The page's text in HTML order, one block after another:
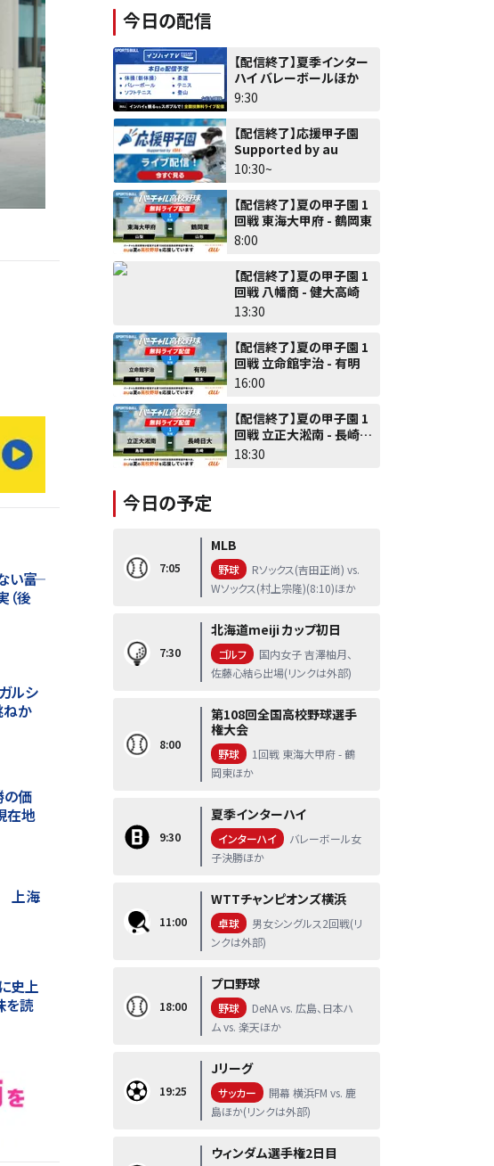
――富
（後
ルシ
ねか
の価
在地
上海
史上
を読
今日の配信
【配信終了】夏季インター
ハイ バレーボールほか
9:30
【配信終了】応援甲子園
Supported by au
10:30~
【配信終了】夏の甲子園 1
回戦 東海大甲府 - 鶴岡東
8:00
【配信終了】夏の甲子園 1
回戦 八幡商 - 健大高崎
13:30
【配信終了】夏の甲子園 1
回戦 立命館宇治 - 有明
16:00
【配信終了】夏の甲子園 1
回戦 立正大淞南 - 長崎日
大
18:30
今日の予定
7:05
MLB
野球
Rソックス(吉田正尚) vs.
Wソックス(村上宗隆)(8:10)ほか
7:30
北海道meiji カップ初日
ゴルフ
国内女子 吉澤柚月、
佐藤心結ら出場(リンクは外部)
8:00
第108回全国高校野球選手
権大会
野球
1回戦 東海大甲府 - 鶴
岡東ほか
9:30
夏季インターハイ
インターハイ
バレーボール女
子決勝ほか
11:00
WTTチャンピオンズ横浜
卓球
男女シングルス2回戦(リ
ンクは外部)
18:00
プロ野球
野球
DeNA vs. 広島、日本ハ
ム vs. 楽天ほか
19:25
Jリーグ
サッカー
開幕 横浜FM vs. 鹿
島ほか(リンクは外部)
ウィンダム選手権2日目